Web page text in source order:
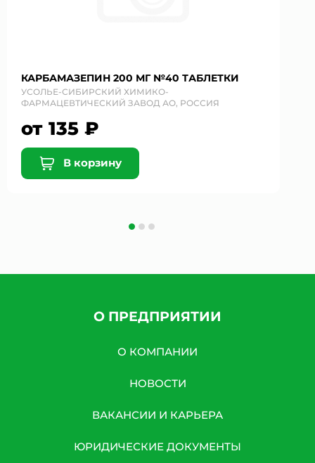
КАРБАМАЗЕПИН 200 МГ №40 ТАБЛЕТКИ
УСОЛЬЕ-СИБИРСКИЙ ХИМИКО-
ФАРМАЦЕВТИЧЕСКИЙ ЗАВОД АО, РОССИЯ
от 135 ₽
В корзину
О ПРЕДПРИЯТИИ
О КОМПАНИИ
НОВОСТИ
ВАКАНСИИ И КАРЬЕРА
ЮРИДИЧЕСКИЕ ДОКУМЕНТЫ